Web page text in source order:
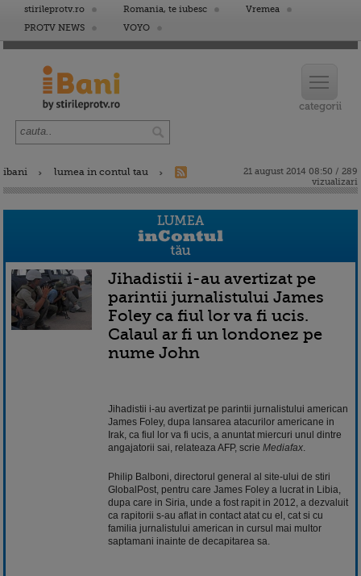
stirileprotv.ro Romania, te iubesc
Vremea
PROTV NEWS
VOYO
ibani lumea in contul tau
21 august 2014 08:50 / 289
vizualizari
Jihadistii i-au avertizat pe
parintii jurnalistului James
Foley ca fiul lor va fi ucis.
Calaul ar fi un londonez pe
nume John
Jihadistii i-au avertizat pe parintii jurnalistului american
James Foley, dupa lansarea atacurilor americane in
Irak, ca fiul lor va fi ucis, a anuntat miercuri unul dintre
angajatorii sai, relateaza AFP, scrie Mediafax
Philip Balboni, directorul general al site-ului de stiri
GlobalPost, pentru care James Foley a lucrat in Libia,
dupa care in Siria, unde a fost rapit in 2012, a dezvaluit
ca rapitorii s-au aflat in contact atat cu el, cat si cu
familia jurnalistului american in cursul mai multor
saptamani inainte de decapitarea sa.